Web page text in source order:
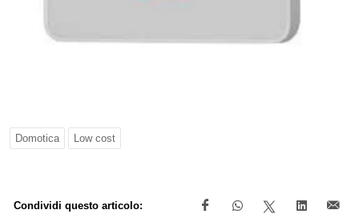
Domotica Low cost
Condividi questo articolo: